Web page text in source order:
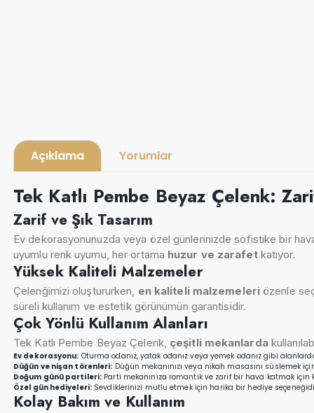
Açıklama Yorumlar
Tek Katlı Pembe Beyaz Çelenk:
Zarif ve Şık Tasarım
Ev dekorasyonunuzda veya özel günlerinizde sofistike bir
uyumlu renk uyumu, her ortama huzur ve zarafetkatıyor.
Yüksek Kaliteli Malzemeler
Çelenğimizi oluştururken, en kaliteli malzemeleriözenle
süreli kullanım ve estetik görünümün garantisidir.
Çok Yönlü Kullanım Alanları
Tek Katlı Pembe Beyaz Çelenk, çeşitli mekanlarda
Ev dekorasyonu: Oturma odanız, yatak odanız veya yemek odanız gibi
Düğün ve nişan törenleri: Düğün mekanınızı veya nikah masasını süslemek
Doğum günü partileri: Parti mekanınıza romantik ve zarif bir hava katmak için
Özel gün hediyeleri: Sevdiklerinizi mutlu etmek için harika bir hediye
Kolay Bakım ve Kullanım